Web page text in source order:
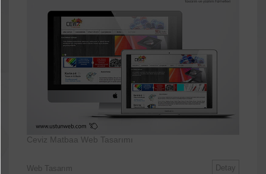
Ceviz Matbaa Web Tasarımı
Web Tasarım Detay